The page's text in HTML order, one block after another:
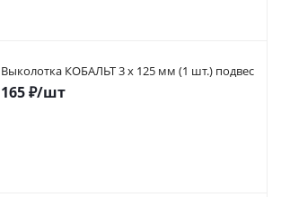
Выколотка КОБАЛЬТ 3 х 125 мм (1 шт.) подвес
165₽/шт